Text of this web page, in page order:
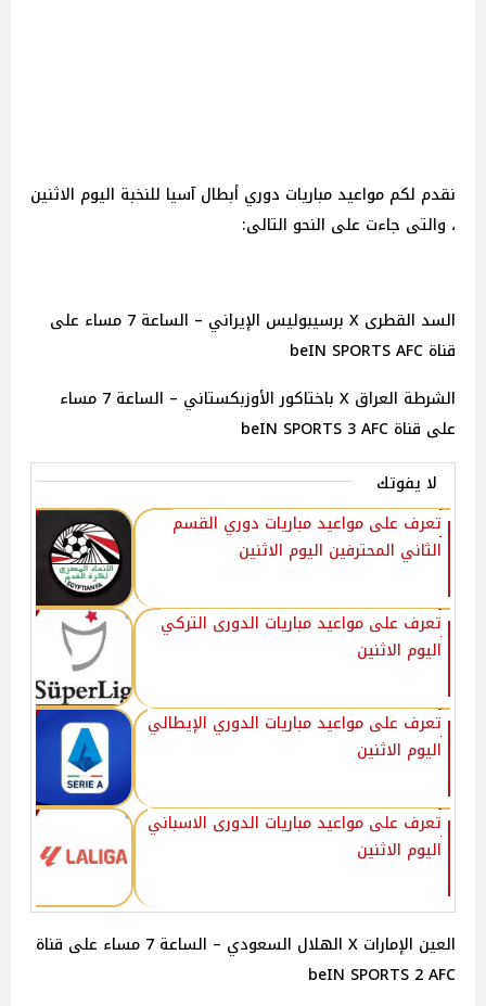
نقدم لكم مواعيد مباريات دوري أبطال آسيا للنخبة اليوم الاثنين
، والتى جاءت على النحو التالى:
السد القطرى X برسيبوليس الإيراني – الساعة 7 مساء على
قناة beIN SPORTS AFC
الشرطة العراق X باختاكور الأوزبكستاني – الساعة 7 مساء
على قناة beIN SPORTS 3 AFC
لا يفوتك
تعرف على مواعيد مباريات دوري القسم
الثاني المحترفين اليوم الاثنين
تعرف على مواعيد مباريات الدورى التركي
اليوم الاثنين
تعرف على مواعيد مباريات الدوري الإيطالي
اليوم الاثنين
تعرف على مواعيد مباريات الدورى الاسباني
اليوم الاثنين
العين الإمارات X الهلال السعودي – الساعة 7 مساء على قناة
beIN SPORTS 2 AFC